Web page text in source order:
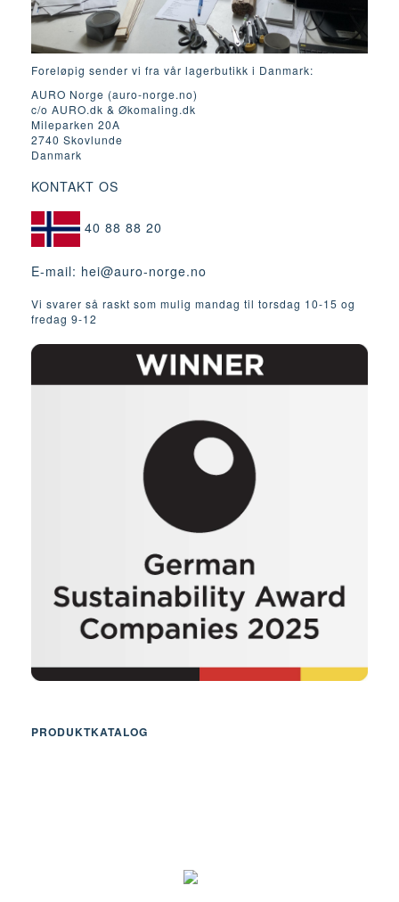
Foreløpig sender vi fra vår lagerbutikk i Danmark:
AURO Norge (auro-norge.no)
c/o AURO.dk & Økomaling.dk
Mileparken 20A
2740 Skovlunde
Danmark
KONTAKT OS
40 88 88 20
E-mail: hei@auro-norge.no
Vi svarer så raskt som mulig mandag til torsdag 10-15 og
fredag ​​9-12
PRODUKTKATALOG